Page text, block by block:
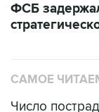
ФСБ
САМОЕ
Число